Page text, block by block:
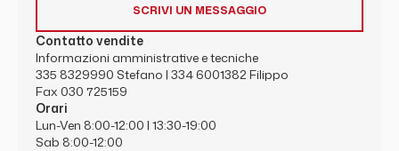
SCRIVI UN MESSAGGIO
Contatto vendite
Informazioni amministrative e tecniche
335 8329990 Stefano | 334 6001382 Filippo
Fax 030 725159
Orari
Lun-Ven 8:00-12:00 | 13:30-19:00
Sab 8:00-12:00